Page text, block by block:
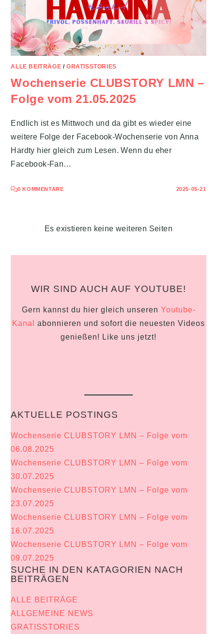
ALLE BEITRÄGE /GRATISSTORIES
Wochenserie CLUBSTORY LMN –
Folge vom 21.05.2025
Endlich ist es Mittwoch und da gibt es wieder eine
weitere Folge der Facebook-Wochenserie von Anna
Hardty hier gleich zum Lesen. Wenn du eher
Facebook-Fan…
0 KOMMENTARE 2025-05-21
Es existieren keine weiteren Seiten
WIR SIND AUCH AUF YOUTUBE!
Gern kannst du hier gleich unseren Youtube-
Kanal
abonnieren und sofort die neuesten Videos
genießen! Like uns jetzt!
AKTUELLE POSTINGS
Wochenserie CLUBSTORY LMN – Folge vom
06.08.2025
Wochenserie CLUBSTORY LMN – Folge vom
30.07.2025
Wochenserie CLUBSTORY LMN – Folge vom
23.07.2025
Wochenserie CLUBSTORY LMN – Folge vom
16.07.2025
Wochenserie CLUBSTORY LMN – Folge vom
09.07.2025
SUCHE IN DEN KATAGORIEN NACH
BEITRÄGEN
ALLE BEITRÄGE
ALLGEMEINE NEWS
GRATISSTORIES